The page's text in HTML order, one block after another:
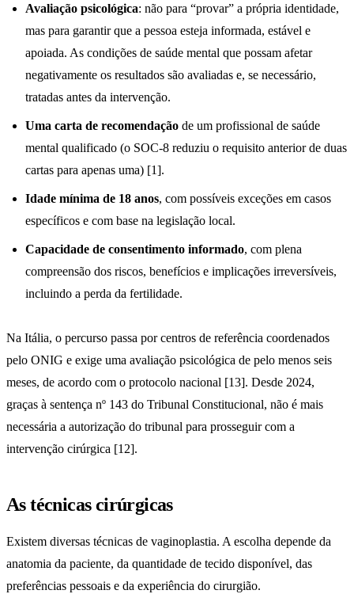
Avaliação psicológica: não para “provar” a própria identidade,
mas para garantir que a pessoa esteja informada, estável e
apoiada. As condições de saúde mental que possam afetar
negativamente os resultados são avaliadas e, se necessário,
tratadas antes da intervenção.
Uma carta de recomendação de um profissional de saúde
mental qualificado (o SOC-8 reduziu o requisito anterior de duas
cartas para apenas uma) [1].
Idade mínima de 18 anos, com possíveis exceções em casos
específicos e com base na legislação local.
Capacidade de consentimento informado, com plena
compreensão dos riscos, benefícios e implicações irreversíveis,
incluindo a perda da fertilidade.
Na Itália, o percurso passa por centros de referência coordenados
pelo ONIG e exige uma avaliação psicológica de pelo menos seis
meses, de acordo com o protocolo nacional [13]. Desde 2024,
graças à sentença nº 143 do Tribunal Constitucional, não é mais
necessária a autorização do tribunal para prosseguir com a
intervenção cirúrgica [12].
As técnicas cirúrgicas
Existem diversas técnicas de vaginoplastia. A escolha depende da
anatomia da paciente, da quantidade de tecido disponível, das
preferências pessoais e da experiência do cirurgião.